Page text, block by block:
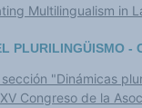
PLURILINGÜISMO -
"Dinámicas
Congreso de la